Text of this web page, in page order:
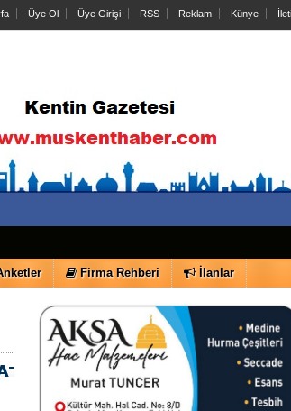
Üye Ol Üye Girişi RSS Reklam Künye
Firma Rehberi İlanlar
O Sesler Hâlâ Kulaklarımda
Romantizmal Ağrı
Yusuf Özgür Bülbül
Didem Akpolat
Boyun ağrısı yaşayan bireylerin
Abdullah Güler
KAİNAT BİR KİTAB VE DOĞAYI
KORUMAK BİZE EMANETTİR !!!